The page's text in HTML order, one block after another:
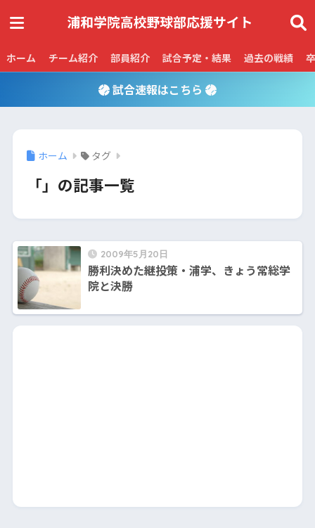
ホーム チーム紹介 部員紹介 試合予定・結果 過去の戦績
試合速報はこちら
ホーム タグ
「」の記事一覧
2009年5月20日
勝利決めた継投策・浦学、きょう常総学
院と決勝